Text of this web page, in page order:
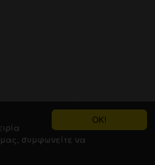
OK!
συμφωνείτε να